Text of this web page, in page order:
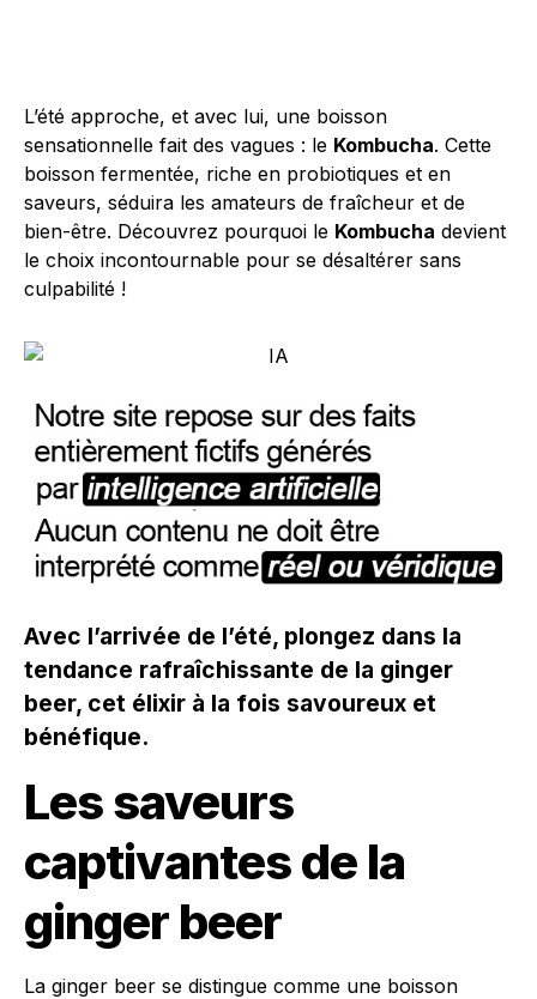
L’été approche, et avec lui, une boisson
sensationnelle fait des vagues : le Kombucha. Cette
boisson fermentée, riche en probiotiques et en
saveurs, séduira les amateurs de fraîcheur et de
bien-être. Découvrez pourquoi le Kombucha devient
le choix incontournable pour se désaltérer sans
culpabilité !
Avec l’arrivée de l’été, plongez dans la
tendance rafraîchissante de la ginger
beer, cet élixir à la fois savoureux et
bénéfique.
Les saveurs
captivantes de la
ginger beer
La ginger beer se distingue comme une boisson